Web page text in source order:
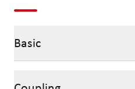
Basic